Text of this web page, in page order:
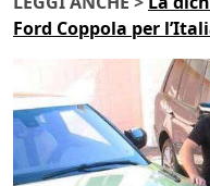
Ford Coppola per